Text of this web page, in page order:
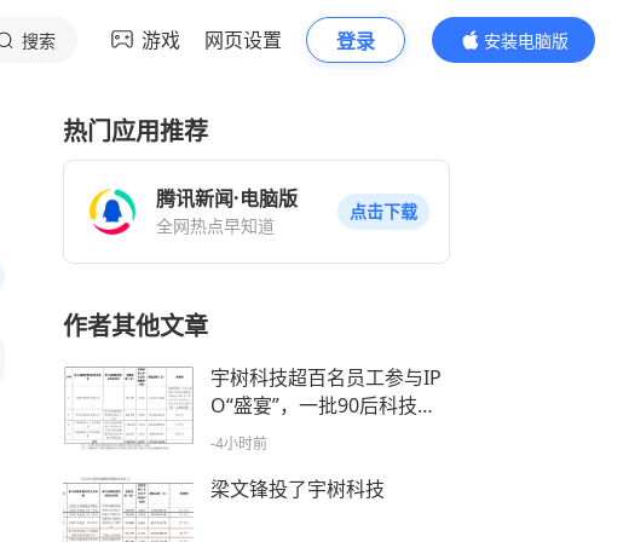
搜索 游戏 网页设置 登录
安装电脑版
内容更精彩
热门应用推荐
腾讯新闻·电脑版
全网热点早知道
点击下载
作者其他文章
宇树科技超百名员工参与IP
O“盛宴”，一批90后科技新
贵或诞生
-4小时前
梁文锋投了宇树科技